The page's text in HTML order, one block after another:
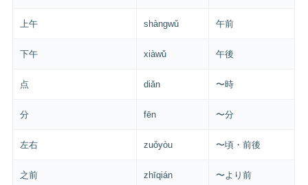
上午 shàngwǔ 午前
下午 xiàwǔ 午後
点 diǎn 〜時
分 fēn 〜分
左右 zuǒyòu 〜頃・前後
之前 zhīqián 〜より前